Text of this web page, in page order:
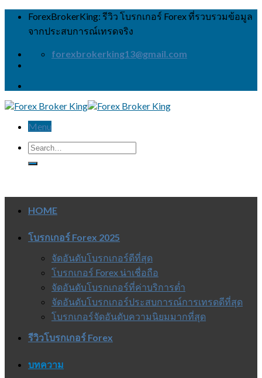
Skip
content
ForexBrokerKing: รีวิว โบรกเกอร์ Forex ที่รวบรวมข้อมูล
จากประสบการณ์เทรดจริง
forexbrokerking13@gmail.com
Menu
HOME
โบรกเกอร์ Forex 2025
จัดอันดับโบรกเกอร์ดีที่สุด
โบรกเกอร์ Forex น่าเชื่อถือ
จัดอันดับโบรกเกอร์ที่ค่าบริการต่ำ
จัดอันดับโบรกเกอร์ประสบการณ์การเทรดดีที่สุด
โบรกเกอร์จัดอันดับความนิยมมากที่สุด
รีวิวโบรกเกอร์ Forex
บทความ